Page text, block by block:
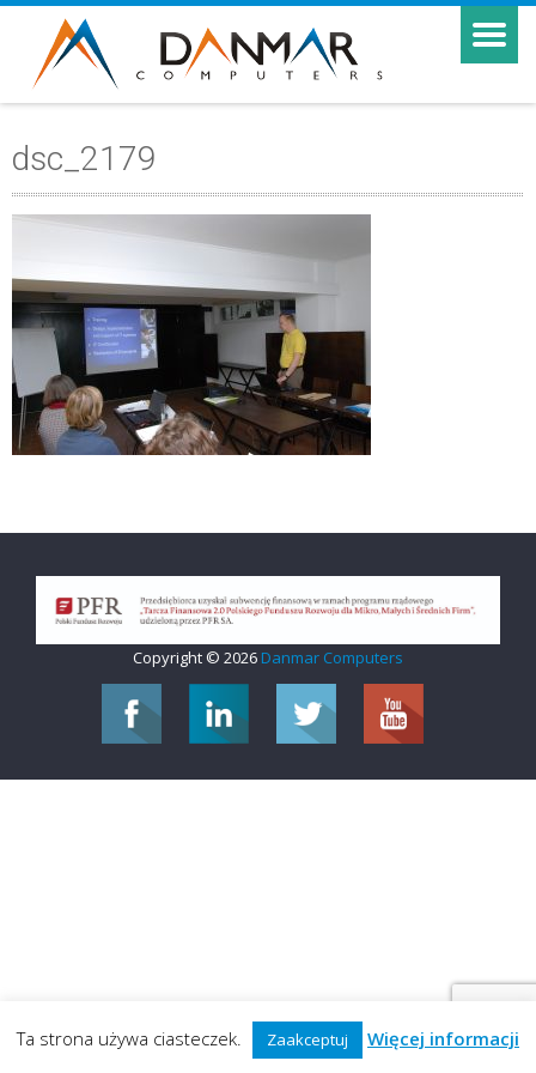
dsc_2179
Copyright © 2026 Danmar Computers
Ta strona używa ciasteczek. Zaakceptuj Więcej informacji